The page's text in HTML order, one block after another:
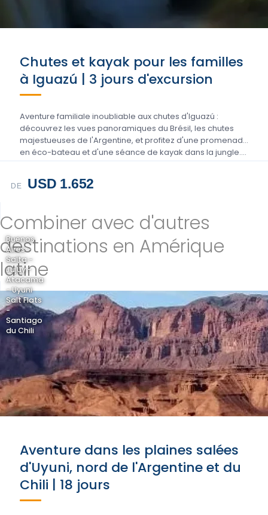
Chutes et kayak pour les familles
à Iguazú | 3 jours d'excursion
Aventure familiale inoubliable aux chutes d'Iguazú :
découvrez les vues panoramiques du Brésil, les chutes
majestueuses de l'Argentine, et profitez d'une promenade
en éco-bateau et d'une séance de kayak dans la jungle....
DE USD 1.652
Combiner avec d'autres
destinations en Amérique
latine
Buenos
Aires -
Salta -
Jujuy -
Atacama
- Uyuni
Salt Flats
-
Santiago
du Chili
Aventure dans les plaines salées
d'Uyuni, nord de l'Argentine et du
Chili | 18 jours